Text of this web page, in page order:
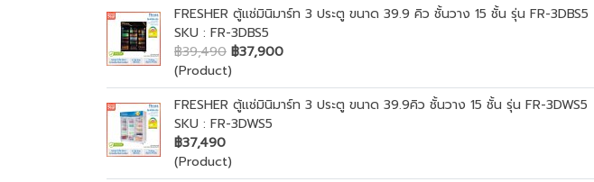
FRESHER ตู้แช่มินิมาร์ท 3 ประตู ขนาด 39.9 คิว ชั้นวาง 15 ชั้น รุ่น FR-3DBS5
SKU : FR-3DBS5
฿39,490 ฿37,900
(Product)
FRESHER ตู้แช่มินิมาร์ท 3 ประตู ขนาด 39.9คิว ชั้นวาง 15 ชั้น รุ่น FR-3DWS5
SKU : FR-3DWS5
฿37,490
(Product)